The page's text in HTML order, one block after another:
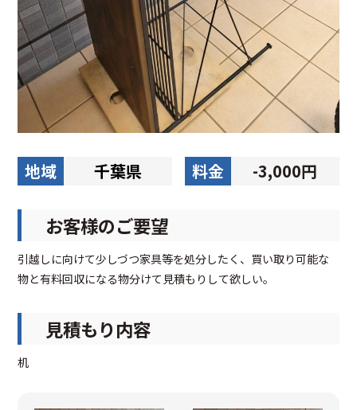
地域 千葉県 料金 -3,000円
お客様のご要望
引越しに向けて少しづつ家具等を処分したく、買い取り可能な
物と有料回収になる物分けて見積もりして欲しい。
見積もり内容
机